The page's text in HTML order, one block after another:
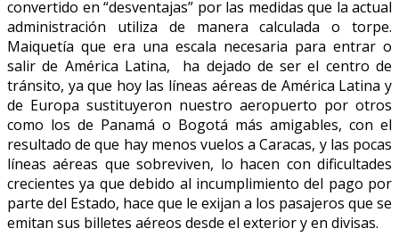
convertido en “desventajas” por las medidas que la actual
administración utiliza de manera calculada o torpe.
Maiquetía que era una escala necesaria para entrar o
salir de América Latina, ha dejado de ser el centro de
tránsito, ya que hoy las líneas aéreas de América Latina y
de Europa sustituyeron nuestro aeropuerto por otros
como los de Panamá o Bogotá más amigables, con el
resultado de que hay menos vuelos a Caracas, y las pocas
líneas aéreas que sobreviven, lo hacen con dificultades
crecientes ya que debido al incumplimiento del pago por
parte del Estado, hace que le exijan a los pasajeros que se
emitan sus billetes aéreos desde el exterior y en divisas.